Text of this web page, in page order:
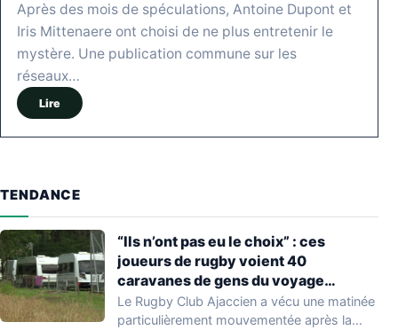
Après des mois de spéculations, Antoine Dupont et
Iris Mittenaere ont choisi de ne plus entretenir le
mystère. Une publication commune sur les
réseaux…
Lire
TENDANCE
“Ils n’ont pas eu le choix” : ces
joueurs de rugby voient 40
caravanes de gens du voyage
s’installer dans leur stade, ils les
délogent en moins d’1 heure
Le Rugby Club Ajaccien a vécu une matinée
particulièrement mouvementée après la